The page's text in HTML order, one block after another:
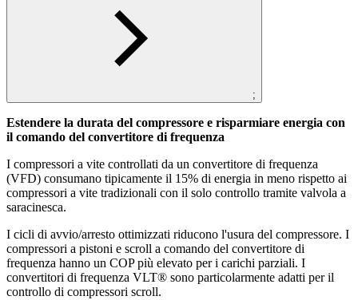
;
Estendere la durata del compressore e risparmiare energia con
il comando del convertitore di frequenza
I compressori a vite controllati da un convertitore di frequenza
(VFD) consumano tipicamente il 15% di energia in meno rispetto ai
compressori a vite tradizionali con il solo controllo tramite valvola a
saracinesca.
I cicli di avvio/arresto ottimizzati riducono l'usura del compressore. I
compressori a pistoni e scroll a comando del convertitore di
frequenza hanno un COP più elevato per i carichi parziali. I
convertitori di frequenza VLT® sono particolarmente adatti per il
controllo di compressori scroll.